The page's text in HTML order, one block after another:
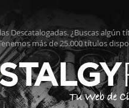
Descatalogadas. ¿Buscas algún
más de 25.000 títulos